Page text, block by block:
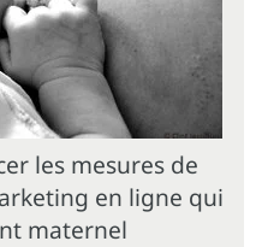
les mesures de
en ligne qui
maternel